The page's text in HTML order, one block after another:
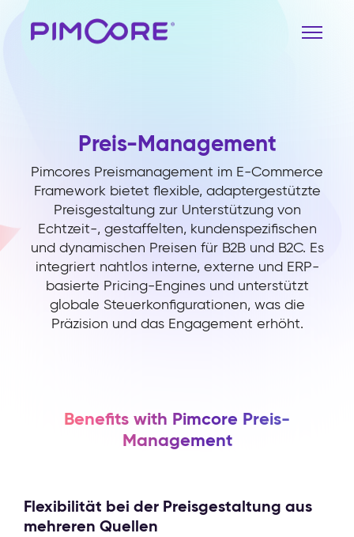
Preis-Management
Pimcores Preismanagement im E-Commerce
Framework bietet flexible, adaptergestützte
Preisgestaltung zur Unterstützung von
Echtzeit-, gestaffelten, kundenspezifischen
und dynamischen Preisen für B2B und B2C. Es
integriert nahtlos interne, externe und ERP-
basierte Pricing-Engines und unterstützt
globale Steuerkonfigurationen, was die
Präzision und das Engagement erhöht.
Benefits with Pimcore Preis-
Management
Flexibilität bei der Preisgestaltung aus
mehreren Quellen